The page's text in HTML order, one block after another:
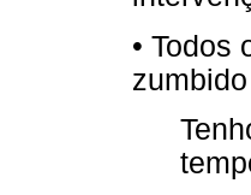
• Todos